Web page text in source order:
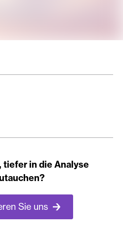
tiefer in die Analyse
Sie uns